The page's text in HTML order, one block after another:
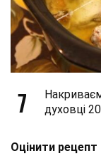
7
духовці
Оцінити рецепт